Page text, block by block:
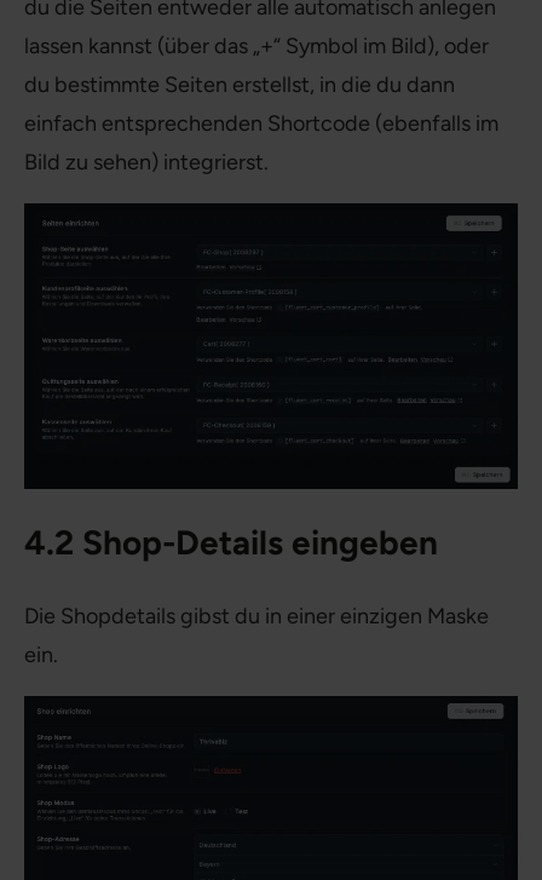
du die Seiten entweder alle automatisch anlegen
lassen kannst (über das „+“ Symbol im Bild), oder
du bestimmte Seiten erstellst, in die du dann
einfach entsprechenden Shortcode (ebenfalls im
Bild zu sehen) integrierst.
4.2 Shop-Details eingeben
Die Shopdetails gibst du in einer einzigen Maske
ein.